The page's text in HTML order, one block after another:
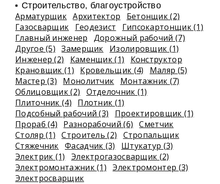
Строительство, благоустройство
Арматурщик Архитектор
Бетонщик (2)
Газосварщик
Геодезист
Гипсокартонщик (1)
Главный инженер
Дорожный рабочий (7)
Другое (5)
Замерщик
Изолировщик (1)
Инженер (2)
Каменщик (1)
Конструктор
Крановщик (1)
Кровельщик (4)
Маляр (5)
Мастер (3)
Монолитчик
Монтажник (7)
Облицовщик (2)
Отделочник (1)
Плиточник (4)
Плотник (1)
Подсобный рабочий (3)
Проектировщик (1)
Прораб (4)
Разнорабочий (6)
Сметчик
Столяр (1)
Строитель (2)
Стропальщик
Стяжечник Фасадчик (3)
Штукатур (3)
Электрик (1)
Электрогазосварщик (2)
Электромонтажник (1)
Электромонтер (3)
Электросварщик